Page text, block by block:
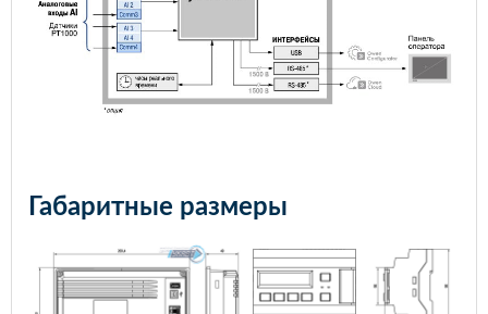
Габаритные размеры